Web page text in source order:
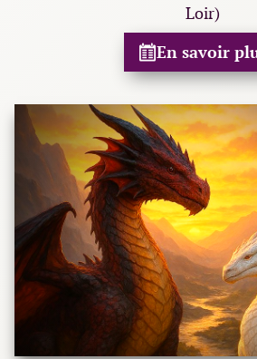
Loir)
En savoir